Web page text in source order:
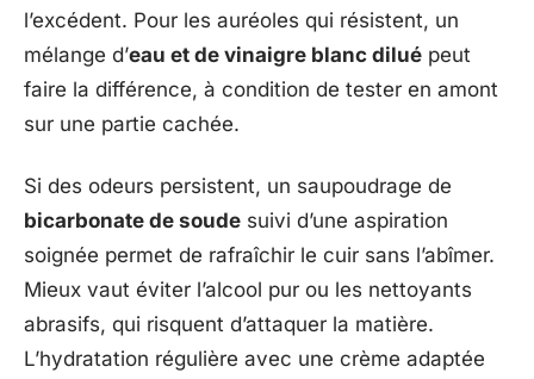
l’excédent. Pour les auréoles qui résistent, un
mélange d’eau et de vinaigre blanc dilué peut
faire la différence, à condition de tester en amont
sur une partie cachée.
Si des odeurs persistent, un saupoudrage de
bicarbonate de soude suivi d’une aspiration
soignée permet de rafraîchir le cuir sans l’abîmer.
Mieux vaut éviter l’alcool pur ou les nettoyants
abrasifs, qui risquent d’attaquer la matière.
L’hydratation régulière avec une crème adaptée